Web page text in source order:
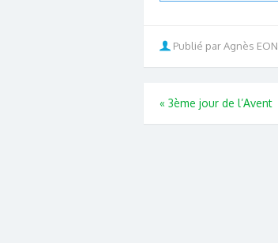
Publié par Agnès EON
« 3ème jour de l’Avent